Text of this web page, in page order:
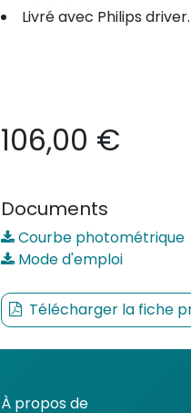
Livré avec Philips driver.
106,00 €
Documents
Courbe photométrique
Mode d'emploi
Télécharger la fiche
À propos de